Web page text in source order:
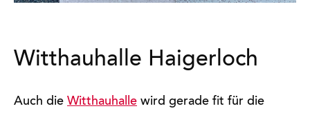
Witthauhalle Haigerloch
Auch die Witthauhalle wird gerade fit für die